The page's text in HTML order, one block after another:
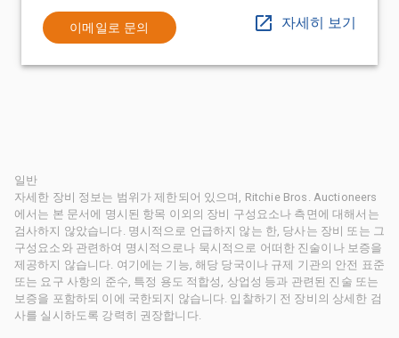
이메일로 문의 자세히 보기
일반
자세한 장비 정보는 범위가 제한되어 있으며, Ritchie Bros. Auctioneers
에서는 본 문서에 명시된 항목 이외의 장비 구성요소나 측면에 대해서는
검사하지 않았습니다. 명시적으로 언급하지 않는 한, 당사는 장비 또는 그
구성요소와 관련하여 명시적으로나 묵시적으로 어떠한 진술이나 보증을
제공하지 않습니다. 여기에는 기능, 해당 당국이나 규제 기관의 안전 표준
또는 요구 사항의 준수, 특정 용도 적합성, 상업성 등과 관련된 진술 또는
보증을 포함하되 이에 국한되지 않습니다. 입찰하기 전 장비의 상세한 검
사를 실시하도록 강력히 권장합니다.